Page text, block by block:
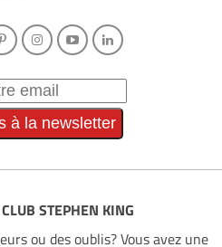
STEPHEN KING
ou des oublis? Vous avez une